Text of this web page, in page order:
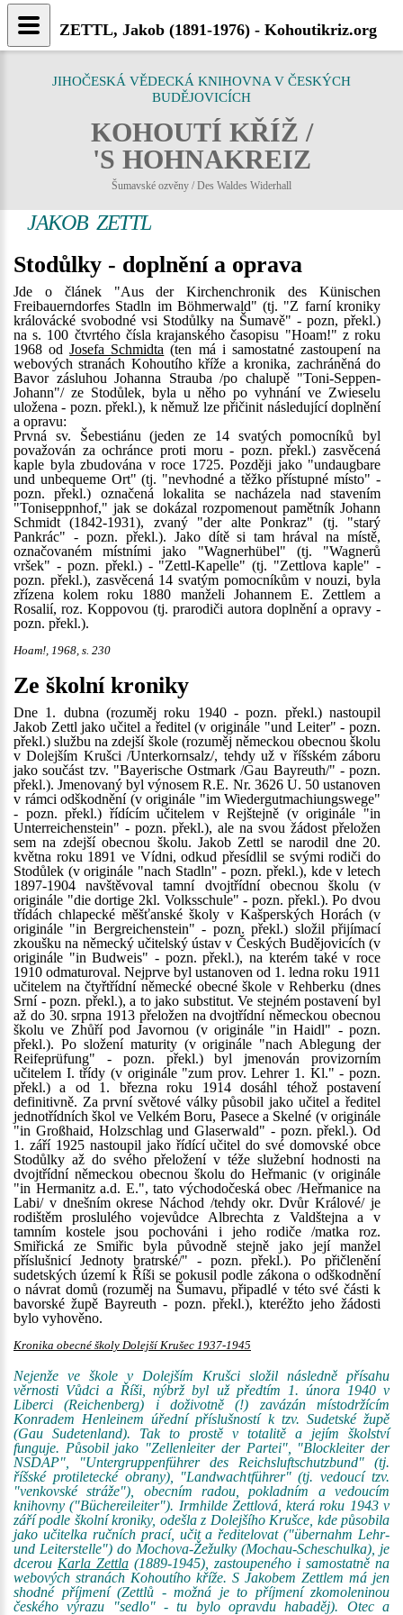
JIHOČESKÁ VĚDECKÁ KNIHOVNA V ČESKÝCH
BUDĚJOVICÍCH
KOHOUTÍ KŘÍŽ /
'S HOHNAKREIZ
Šumavské ozvěny / Des Waldes Widerhall
JAKOB ZETTL
Stodůlky - doplnění a oprava
Jde o článek "Aus der Kirchenchronik des Künischen
Freibauerndorfes Stadln im Böhmerwald" (tj. "Z farní kroniky
královácké svobodné vsi Stodůlky na Šumavě" - pozn, překl.)
na s. 100 čtvrtého čísla krajanského časopisu "Hoam!" z roku
1968 odJosefa Schmidta (ten má i samostatné zastoupení na
webových stranách Kohoutího kříže a kronika, zachráněná do
Bavor zásluhou Johanna Strauba /po chalupě "Toni-Seppen-
Johann"/ ze Stodůlek, byla u něho po vyhnání ve Zwieselu
uložena - pozn. překl.), k němuž lze přičinit následující doplnění
a opravu:
Prvná sv. Šebestiánu (jeden ze 14 svatých pomocníků byl
považován za ochránce proti moru - pozn. překl.) zasvěcená
kaple byla zbudována v roce 1725. Později jako "undaugbare
und unbequeme Ort" (tj. "nevhodné a těžko přístupné místo" -
pozn. překl.) označená lokalita se nacházela nad stavením
"Toniseppnhof," jak se dokázal rozpomenout pamětník Johann
Schmidt (1842-1931), zvaný "der alte Ponkraz" (tj. "starý
Pankrác" - pozn. překl.). Jako dítě si tam hrával na místě,
označovaném místními jako "Wagnerhübel" (tj. "Wagnerů
vršek" - pozn. překl.) - "Zettl-Kapelle" (tj. "Zettlova kaple" -
pozn. překl.), zasvěcená 14 svatým pomocníkům v nouzi, byla
zřízena kolem roku 1880 manželi Johannem E. Zettlem a
Rosalií, roz. Koppovou (tj. prarodiči autora doplnění a opravy -
pozn. překl.).
Hoam!, 1968, s. 230
Ze školní kroniky
Dne 1. dubna (rozuměj roku 1940 - pozn. překl.) nastoupil
Jakob Zettl jako učitel a ředitel (v originále "und Leiter" - pozn.
překl.) službu na zdejší škole (rozuměj německou obecnou školu
v Dolejším Krušci /Unterkornsalz/, tehdy už v říšském záboru
jako součást tzv. "Bayerische Ostmark /Gau Bayreuth/" - pozn.
překl.). Jmenovaný byl výnosem R.E. Nr. 3626 U. 50 ustanoven
v rámci odškodnění (v originále "im Wiedergutmachiungswege"
- pozn. překl.) řídícím učitelem v Rejštejně (v originále "in
Unterreichenstein" - pozn. překl.), ale na svou žádost přeložen
sem na zdejší obecnou školu. Jakob Zettl se narodil dne 20.
května roku 1891 ve Vídni, odkud přesídlil se svými rodiči do
Stodůlek (v originále "nach Stadln" - pozn. překl.), kde v letech
1897-1904 navštěvoval tamní dvojtřídní obecnou školu (v
originále "die dortige 2kl. Volksschule" - pozn. překl.). Po dvou
třídách chlapecké měšťanské školy v Kašperských Horách (v
originále "in Bergreichenstein" - pozn. překl.) složil přijímací
zkoušku na německý učitelský ústav v Českých Budějovicích (v
originále "in Budweis" - pozn. překl.), na kterém také v roce
1910 odmaturoval. Nejprve byl ustanoven od 1. ledna roku 1911
učitelem na čtyřtřídní německé obecné škole v Rehberku (dnes
Srní - pozn. překl.), a to jako substitut. Ve stejném postavení byl
až do 30. srpna 1913 přeložen na dvojtřídní německou obecnou
školu ve Zhůří pod Javornou (v originále "in Haidl" - pozn.
překl.). Po složení maturity (v originále "nach Ablegung der
Reifeprüfung" - pozn. překl.) byl jmenován provizorním
učitelem I. třídy (v originále "zum prov. Lehrer 1. Kl." - pozn.
překl.) a od 1. března roku 1914 dosáhl téhož postavení
definitivně. Za první světové války působil jako učitel a ředitel
jednotřídních škol ve Velkém Boru, Pasece a Skelné (v originále
"in Großhaid, Holzschlag und Glaserwald" - pozn. překl.). Od
1. září 1925 nastoupil jako řídící učitel do své domovské obce
Stodůlky až do svého přeložení v téže služební hodnosti na
dvojtřídní německou obecnou školu do Heřmanic (v originále
"in Hermanitz a.d. E.", tato východočeská obec /Heřmanice na
Labi/ v dnešním okrese Náchod /tehdy okr. Dvůr Králové/ je
rodištěm proslulého vojevůdce Albrechta z Valdštejna a v
tamním kostele jsou pochováni i jeho rodiče /matka roz.
Smiřická ze Smiřic byla původně stejně jako její manžel
příslušnicí Jednoty bratrské/" - pozn. překl.). Po přičlenění
sudetských území k Říši se pokusil podle zákona o odškodnění
o návrat domů (rozuměj na Šumavu, připadlé v této své části k
bavorské župě Bayreuth - pozn. překl.), kteréžto jeho žádosti
bylo vyhověno.
Kronika obecné školy Dolejší Krušec 1937-1945
Nejenže ve škole v Dolejším Krušci složil následně přísahu
věrnosti Vůdci a Říši, nýbrž byl už předtím 1. února 1940 v
Liberci (Reichenberg) i doživotně (!) zavázán místodržícím
Konradem Henleinem úřední příslušností k tzv. Sudetské župě
(Gau Sudetenland). Tak to prostě v totalitě a jejím školství
funguje. Působil jako "Zellenleiter der Partei", "Blockleiter der
NSDAP", "Untergruppenführer des Reichsluftschutzbund" (tj.
říšské protiletecké obrany), "Landwachtführer" (tj. vedoucí tzv.
"venkovské stráže"), obecním radou, pokladním a vedoucím
knihovny ("Büchereileiter"). Irmhilde Zettlová, která roku 1943 v
září podle školní kroniky, odešla z Dolejšího Krušce, kde působila
jako učitelka ručních prací, učit a ředitelovat ("übernahm Lehr-
und Leiterstelle") do Mochova-Žežulky (Mochau-Scheschulka), je
dcerou Karla Zettla (1889-1945), zastoupeného i samostatně na
webových stranách Kohoutího kříže. S Jakobem Zettlem má jen
shodné příjmení (Zettlů - možná je to příjmení zkomoleninou
českého výrazu "sedlo" - tu bylo opravdu habaděj). Otec a
ZETTL, Jakob (1891-1976) - Kohoutikriz.org